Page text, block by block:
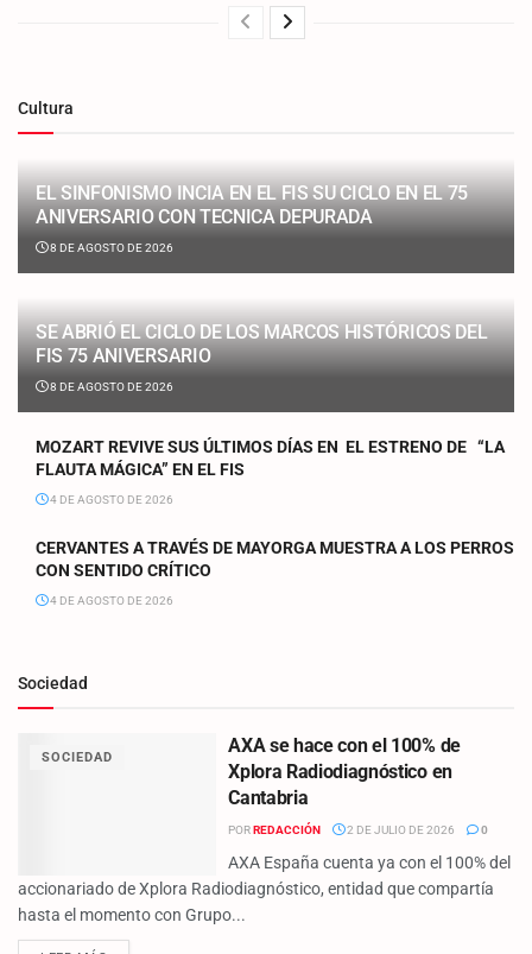
Cultura
EL SINFONISMO INCIA EN EL FIS SU CICLO EN EL 75
ANIVERSARIO CON TECNICA DEPURADA
8 DE AGOSTO DE 2026
SE ABRIÓ EL CICLO DE LOS MARCOS HISTÓRICOS DEL
FIS 75 ANIVERSARIO
8 DE AGOSTO DE 2026
MOZART REVIVE SUS ÚLTIMOS DÍAS EN EL ESTRENO DE “LA
FLAUTA MÁGICA” EN EL FIS
4 DE AGOSTO DE 2026
CERVANTES A TRAVÉS DE MAYORGA MUESTRA A LOS PERROS
CON SENTIDO CRÍTICO
4 DE AGOSTO DE 2026
Sociedad
SOCIEDAD
AXA se hace con el 100% de
Xplora Radiodiagnóstico en
Cantabria
PORREDACCIÓN 2 DE JULIO DE 2026 0
AXA España cuenta ya con el 100% del
accionariado de Xplora Radiodiagnóstico, entidad que compartía
hasta el momento con Grupo...